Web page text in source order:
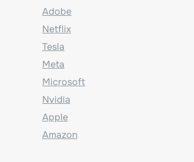
Adobe
Netflix
Tesla
Meta
Microsoft
Nvidia
Apple
Amazon